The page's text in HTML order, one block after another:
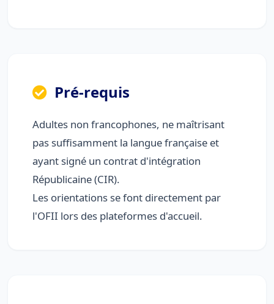
Pré-requis
Adultes non francophones, ne maîtrisant
pas suffisamment la langue française et
ayant signé un contrat d'intégration
Républicaine (CIR).
Les orientations se font directement par
l'OFII lors des plateformes d'accueil.